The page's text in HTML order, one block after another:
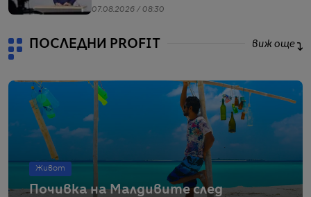
начело на групата
07.08.2026 / 08:30
ПОСЛЕДНИ PROFIT виж още
Живот
Почивка на Малдивите след